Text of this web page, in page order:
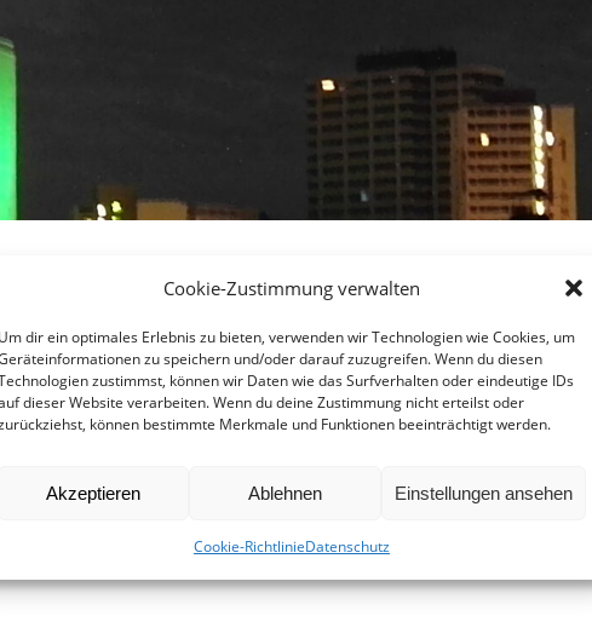
Cookie-Zustimmung verwalten
Um dir ein optimales Erlebnis zu bieten, verwenden wir Technologien wie Cookies, um
zu speichern und/oder darauf zuzugreifen. Wenn du diesen
zustimmst, können wir Daten wie das Surfverhalten oder eindeutige IDs
dieser Website verarbeiten. Wenn du deine Zustimmung nicht erteilst oder
können bestimmte Merkmale und Funktionen beeinträchtigt werden.
Akzeptieren Ablehnen Einstellungen ansehen
Cookie-RichtlinieDatenschutz
Weise meine Beiträge zur Verdrängung eines Mieters aus
Der Bericht hat große Resonanz gefunden, offensichtlich handelt